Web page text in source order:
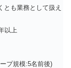
とも業務として扱え
以上
プ規模:5名前後)